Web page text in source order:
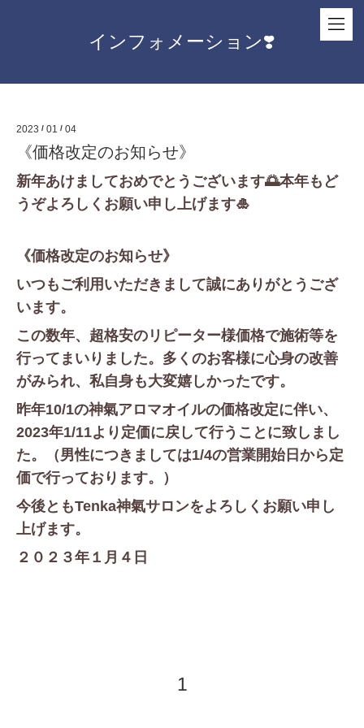
インフォメーション❣️
2023 / 01 / 04
《価格改定のお知らせ》
新年あけましておめでとうございます🌅本年もど
うぞよろしくお願い申し上げます🎍
《価格改定のお知らせ》
いつもご利用いただきまして誠にありがとうござ
います。
この数年、超格安のリピーター様価格で施術等を
行ってまいりました。多くのお客様に心身の改善
がみられ、私自身も大変嬉しかったです。
昨年10/1の神氣アロマオイルの価格改定に伴い、
2023年1/11より定価に戻して行うことに致しまし
た。（男性につきましては1/4の営業開始日から定
価で行っております。）
今後ともTenka神氣サロンをよろしくお願い申し
上げます。
２０２３年１月４日
1